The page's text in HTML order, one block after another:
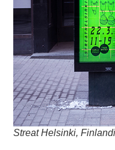
Streat Helsinki,